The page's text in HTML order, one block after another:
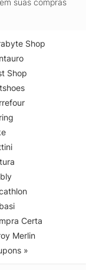
suas compras
Shop
Shop
Certa
Merlin
»